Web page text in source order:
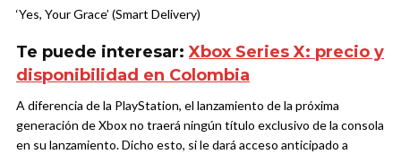
‘Yes, Your Grace’ (Smart Delivery)
Te puede interesar:Xbox Series X: precio y
disponibilidad en Colombia
A diferencia de la PlayStation, el lanzamiento de la próxima
generación de Xbox no traerá ningún título exclusivo de la consola
en su lanzamiento. Dicho esto, si le dará acceso anticipado a